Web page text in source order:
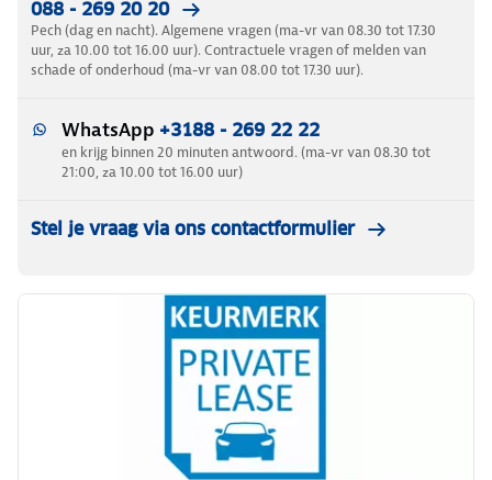
088 - 269 20 20
Pech (dag en nacht). Algemene vragen (ma-vr van 08.30 tot 17.30
uur, za 10.00 tot 16.00 uur). Contractuele vragen of melden van
schade of onderhoud (ma-vr van 08.00 tot 17.30 uur).
WhatsApp +3188 - 269 22 22
en krijg binnen 20 minuten antwoord. (ma-vr van 08.30 tot
21:00, za 10.00 tot 16.00 uur)
Stel je vraag via ons contactformulier